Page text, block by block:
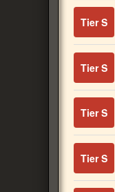
Tier S
Tier S
Tier S
Tier S